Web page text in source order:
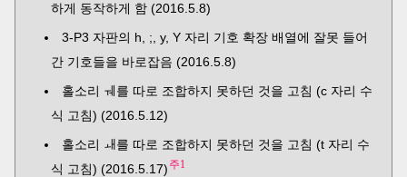
하게 동작하게 함 (2016.5.8)
3-P3 자판의 h, ;, y, Y 자리 기호 확장 배열에 잘못 들어
간 기호들을 바로잡음 (2016.5.8)
홀소리 ㅞ를 따로 조합하지 못하던 것을 고침 (c 자리 수
식 고침) (2016.5.12)
홀소리 ㅙ를 따로 조합하지 못하던 것을 고침 (t 자리 수
식 고침) (2016.5.17) 주1